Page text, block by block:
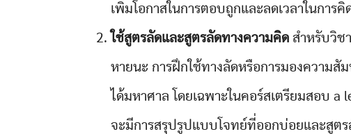
เพิ่มโอกาสในการตอบถูกและลดเวลาในการคิ
ใช้สูตรลัดและสูตรลัดทางความคิด สำหรับวิช
หายนะ การฝึกใช้ทางลัดหรือการมองความ
ได้มหาศาล โดยเฉพาะในคอร์สเตรียมสอบ
จะมีการสรุปรูปแบบโจทย์ที่ออกบ่อยและสูตร